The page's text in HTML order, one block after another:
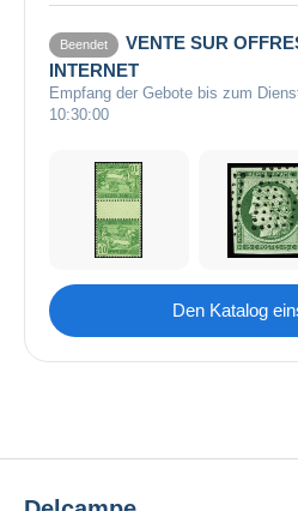
Beendet
VENTE SUR
INTERNET
Empfang der Gebote bis zum
10:30:00
Den Katalog